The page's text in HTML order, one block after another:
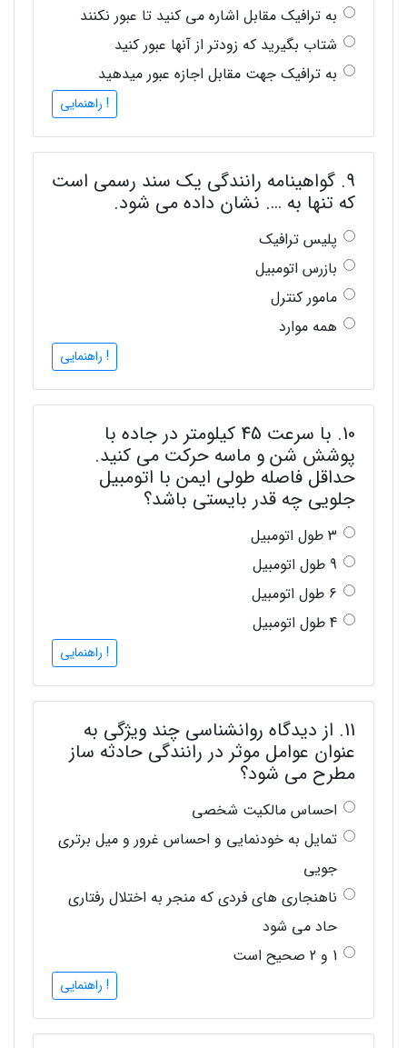
به ترافیک مقابل اشاره می کنید تا عبور نکنند
شتاب بگیرید که زودتر از آنها عبور کنید
به ترافیک جهت مقابل اجازه عبور میدهید
! راهنمایی
9. گواهینامه رانندگی یک سند رسمی است
که تنها به …. نشان داده می شود.
پلیس ترافیک
بازرس اتومبیل
مامور کنترل
همه موارد
! راهنمایی
10. با سرعت 45 کیلومتر در جاده با
پوشش شن و ماسه حرکت می کنید.
حداقل فاصله طولی ایمن با اتومبیل
جلویی چه قدر بایستی باشد؟
3 طول اتومبیل
9 طول اتومبیل
6 طول اتومبیل
4 طول اتومبیل
! راهنمایی
11. از دیدگاه روانشناسی چند ویژگی به
عنوان عوامل موثر در رانندگی حادثه ساز
مطرح می شود؟
احساس مالکیت شخصی
تمایل به خودنمایی و احساس غرور و میل برتری
جویی
ناهنجاری های فردی که منجر به اختلال رفتاری
حاد می شود
1 و 2 صحیح است
! راهنمایی